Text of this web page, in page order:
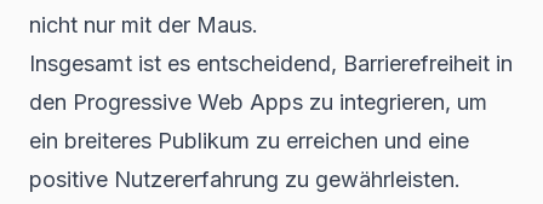
nicht nur mit der Maus.
Insgesamt ist es entscheidend, Barrierefreiheit in
den Progressive Web Apps zu integrieren, um
ein breiteres Publikum zu erreichen und eine
positive Nutzererfahrung zu gewährleisten.